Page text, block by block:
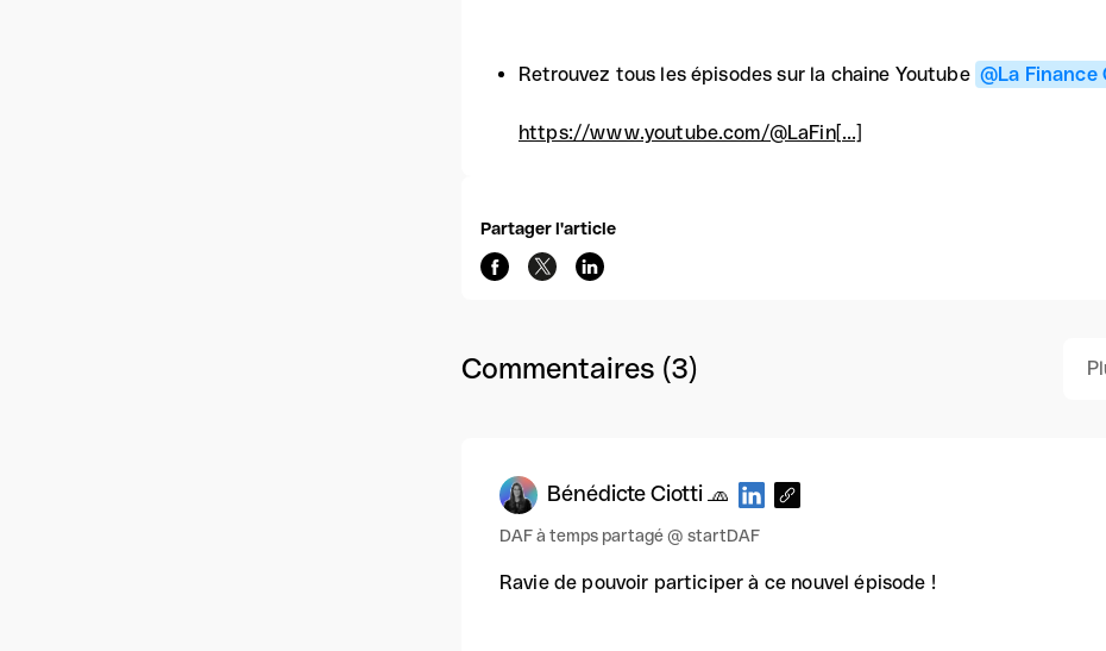
Retrouvez tous les épisodes sur la chaine Youtube @La Finance
https://www.youtube.com/@LaFin[...]
Partager l'article
Commentaires (3)
Bénédicte Ciotti 🧢
DAF à temps partagé @ startDAF
Ravie de pouvoir participer à ce nouvel épisode !